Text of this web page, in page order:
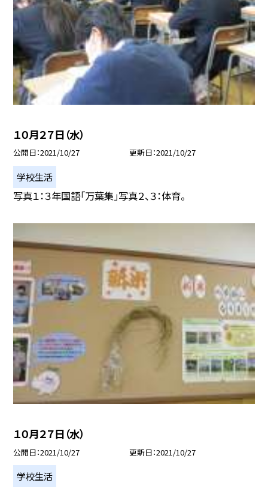
１０月２７日（水）
公開日 2021/10/27 更新日 2021/10/27
学校生活
写真１：３年国語「万葉集」写真２、３：体育。
１０月２７日（水）
公開日 2021/10/27 更新日 2021/10/27
学校生活